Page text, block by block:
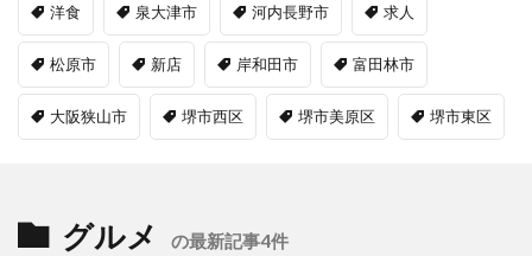
洋食 泉大津市 河内長野市 求人
松原市 新店 岸和田市 富田林市
大阪狭山市 堺市西区 堺市美原区 堺市東区
グルメ の最新記事4件